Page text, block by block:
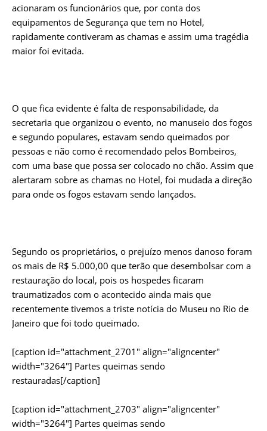
acionaram os funcionários que, por conta dos
equipamentos de Segurança que tem no Hotel,
rapidamente contiveram as chamas e assim uma tragédia
maior foi evitada.
O que fica evidente é falta de responsabilidade, da
secretaria que organizou o evento, no manuseio dos fogos
e segundo populares, estavam sendo queimados por
pessoas e não como é recomendado pelos Bombeiros,
com uma base que possa ser colocado no chão. Assim que
alertaram sobre as chamas no Hotel, foi mudada a direção
para onde os fogos estavam sendo lançados.
Segundo os proprietários, o prejuízo menos danoso foram
os mais de R$ 5.000,00 que terão que desembolsar com a
restauração do local, pois os hospedes ficaram
traumatizados com o acontecido ainda mais que
recentemente tivemos a triste notícia do Museu no Rio de
Janeiro que foi todo queimado.
[caption id="attachment_2701" align="aligncenter"
width="3264"] Partes queimas sendo
restauradas[/caption]
[caption id="attachment_2703" align="aligncenter"
width="3264"] Partes queimas sendo